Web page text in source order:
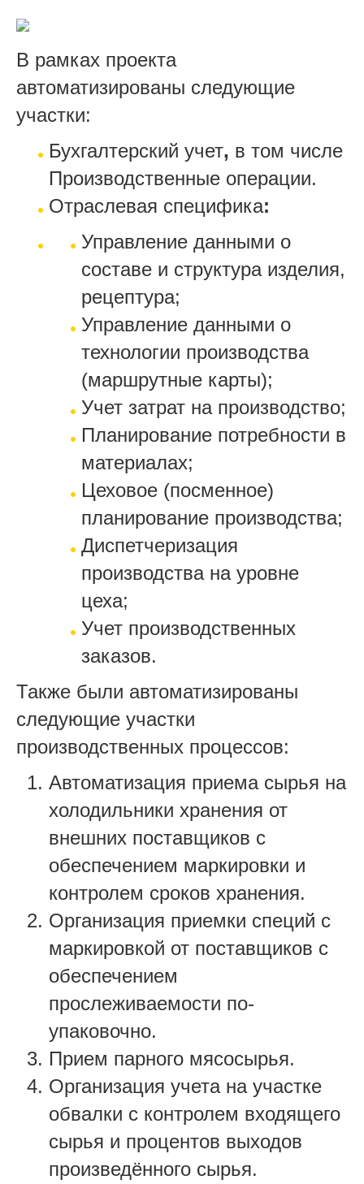
В рамках проекта
автоматизированы следующие
участки:
Бухгалтерский учет, в том числе
Производственные операции.
Отраслевая специфика:
Управление данными о
составе и структура изделия,
рецептура;
Управление данными о
технологии производства
(маршрутные карты);
Учет затрат на производство;
Планирование потребности в
материалах;
Цеховое (посменное)
планирование производства;
Диспетчеризация
производства на уровне
цеха;
Учет производственных
заказов.
Также были автоматизированы
следующие участки
производственных процессов:
Автоматизация приема сырья на
холодильники хранения от
внешних поставщиков с
обеспечением маркировки и
контролем сроков хранения.
Организация приемки специй с
маркировкой от поставщиков с
обеспечением
прослеживаемости по-
упаковочно.
Прием парного мясосырья.
Организация учета на участке
обвалки с контролем входящего
сырья и процентов выходов
произведённого сырья.